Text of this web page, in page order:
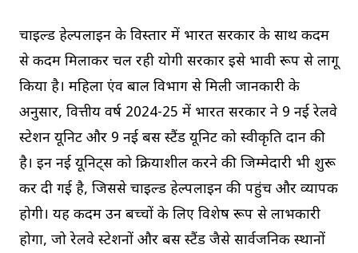
चाइल्ड हेल्पलाइन के विस्तार में भारत सरकार के साथ कदम
से कदम मिलाकर चल रही योगी सरकार इसे प्रभावी रूप से लागू
किया है। महिला एंव बाल विभाग से मिली जानकारी के
अनुसार, वित्तीय वर्ष 2024-25 में भारत सरकार ने 9 नई रेलवे
स्टेशन यूनिट और 9 नई बस स्टैंड यूनिट को स्वीकृति प्रदान की
है। इन नई यूनिट्स को क्रियाशील करने की जिम्मेदारी भी शुरू
कर दी गई है, जिससे चाइल्ड हेल्पलाइन की पहुंच और व्यापक
होगी। यह कदम उन बच्चों के लिए विशेष रूप से लाभकारी
होगा, जो रेलवे स्टेशनों और बस स्टैंड जैसे सार्वजनिक स्थानों